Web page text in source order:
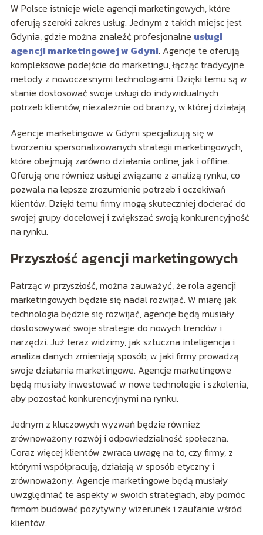
W Polsce istnieje wiele agencji marketingowych, które
oferują szeroki zakres usług. Jednym z takich miejsc jest
Gdynia, gdzie można znaleźć profesjonalne usługi
agencji marketingowej w Gdyni. Agencje te oferują
kompleksowe podejście do marketingu, łącząc tradycyjne
metody z nowoczesnymi technologiami. Dzięki temu są w
stanie dostosować swoje usługi do indywidualnych
potrzeb klientów, niezależnie od branży, w której działają.
Agencje marketingowe w Gdyni specjalizują się w
tworzeniu spersonalizowanych strategii marketingowych,
które obejmują zarówno działania online, jak i offline.
Oferują one również usługi związane z analizą rynku, co
pozwala na lepsze zrozumienie potrzeb i oczekiwań
klientów. Dzięki temu firmy mogą skuteczniej docierać do
swojej grupy docelowej i zwiększać swoją konkurencyjność
na rynku.
Przyszłość agencji marketingowych
Patrząc w przyszłość, można zauważyć, że rola agencji
marketingowych będzie się nadal rozwijać. W miarę jak
technologia będzie się rozwijać, agencje będą musiały
dostosowywać swoje strategie do nowych trendów i
narzędzi. Już teraz widzimy, jak sztuczna inteligencja i
analiza danych zmieniają sposób, w jaki firmy prowadzą
swoje działania marketingowe. Agencje marketingowe
będą musiały inwestować w nowe technologie i szkolenia,
aby pozostać konkurencyjnymi na rynku.
Jednym z kluczowych wyzwań będzie również
zrównoważony rozwój i odpowiedzialność społeczna.
Coraz więcej klientów zwraca uwagę na to, czy firmy, z
którymi współpracują, działają w sposób etyczny i
zrównoważony. Agencje marketingowe będą musiały
uwzględniać te aspekty w swoich strategiach, aby pomóc
firmom budować pozytywny wizerunek i zaufanie wśród
klientów.